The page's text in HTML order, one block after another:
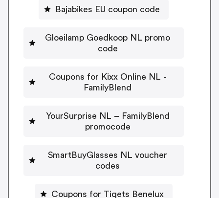
Bajabikes EU coupon code
Gloeilamp Goedkoop NL promo
code
Coupons for Kixx Online NL -
FamilyBlend
YourSurprise NL – FamilyBlend
promocode
SmartBuyGlasses NL voucher
codes
Coupons for Tiqets Benelux